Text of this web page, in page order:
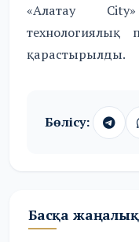
«Алатау
технологиялық
қарастырылды.
Бөлісу:
Басқа